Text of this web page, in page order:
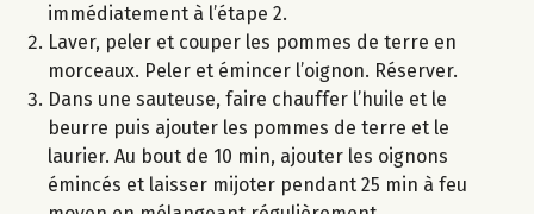
immédiatement à l’étape 2.
Laver, peler et couper les pommes de terre en
morceaux. Peler et émincer l’oignon. Réserver.
Dans une sauteuse, faire chauffer l’huile et le
beurre puis ajouter les pommes de terre et le
laurier. Au bout de 10 min, ajouter les oignons
émincés et laisser mijoter pendant 25 min à feu